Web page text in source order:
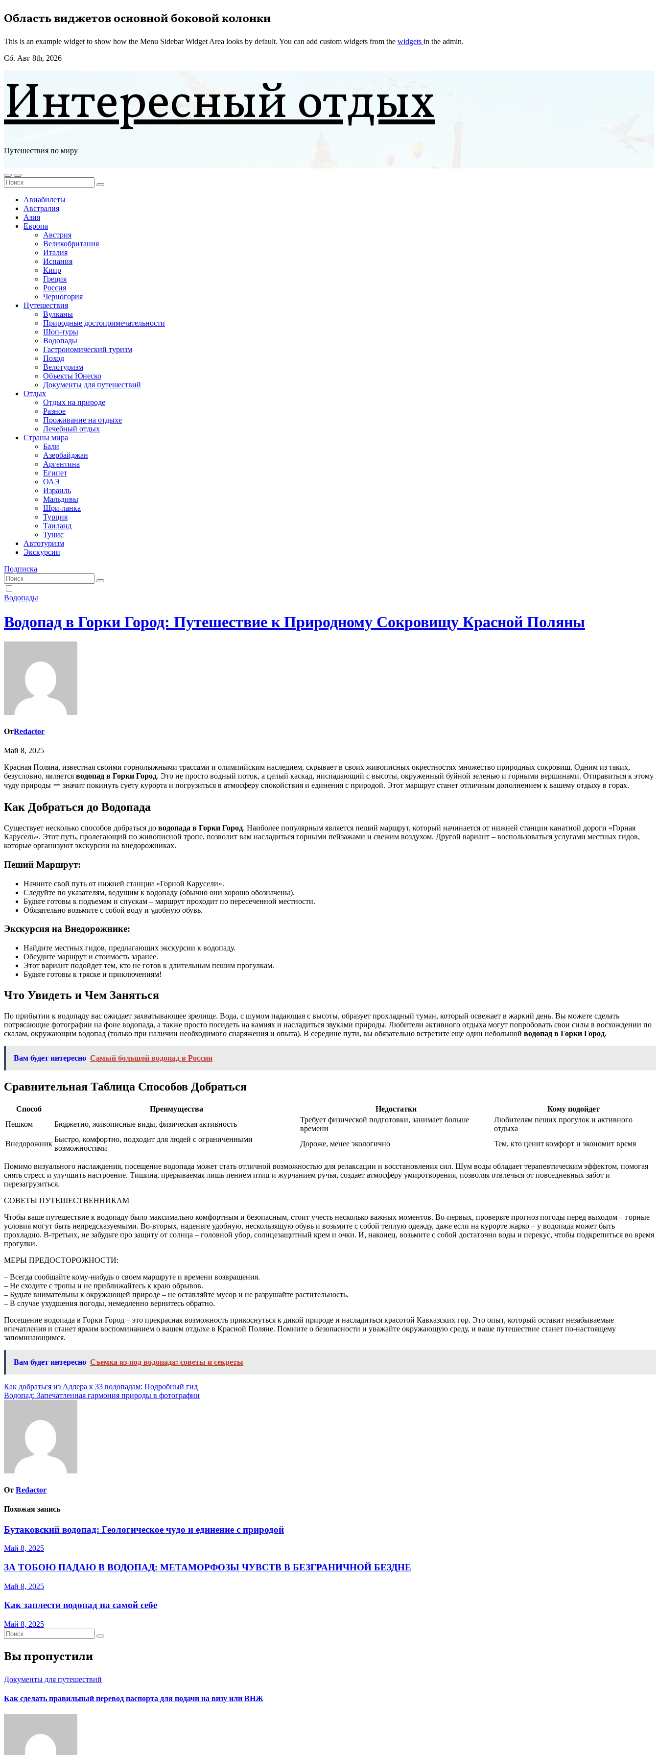
Перейти
к
Область виджетов основной боковой колонки
This is an example widget to show how the Menu Sidebar Widget Area looks by default. You can add custom widgets from the widgets in the admin.
Сб. Авг 8th, 2026
Интересный отдых
Путешествия по миру
Авиабилеты
Австралия
Азия
Европа
Австрия
Великобритания
Италия
Испания
Кипр
Греция
Россия
Черногория
Путешествия
Вулканы
Природные достопримечательности
Шоп-туры
Водопады
Гастрономический туризм
Поход
Велотуризм
Объекты Юнеско
Документы для путешествий
Отдых
Отдых на природе
Разное
Проживание на отдыхе
Лечебный отдых
Страны мира
Бали
Азербайджан
Аргентина
Египет
ОАЭ
Израиль
Мальдивы
Шри-ланка
Турция
Таиланд
Тунис
Автотуризм
Экскурсии
Подписка
Водопады
Водопад в Горки Город: Путешествие к Природному Сокровищу Красной Поляны
ОтRedactor
Май 8, 2025
Красная Поляна, известная своими горнолыжными трассами и олимпийским наследием, скрывает в своих живописных окрестностях множество природных сокровищ. Одним из таких,
безусловно, является водопад в Горки Город. Это не просто водный поток, а целый каскад, ниспадающий с высоты, окруженный буйной зеленью и горными вершинами. Отправиться к этому
чуду природы ー значит покинуть суету курорта и погрузиться в атмосферу спокойствия и единения с природой. Этот маршрут станет отличным дополнением к вашему отдыху в горах.
Как Добраться до Водопада
Существует несколько способов добраться до водопада в Горки Город. Наиболее популярным является пеший маршрут, который начинается от нижней станции канатной дороги «Горная
Карусель». Этот путь, пролегающий по живописной тропе, позволит вам насладиться горными пейзажами и свежим воздухом. Другой вариант – воспользоваться услугами местных гидов,
которые организуют экскурсии на внедорожниках.
Пеший Маршрут:
Начните свой путь от нижней станции «Горной Карусели».
Следуйте по указателям, ведущим к водопаду (обычно они хорошо обозначены).
Будьте готовы к подъемам и спускам – маршрут проходит по пересеченной местности.
Обязательно возьмите с собой воду и удобную обувь.
Экскурсия на Внедорожнике:
Найдите местных гидов, предлагающих экскурсии к водопаду.
Обсудите маршрут и стоимость заранее.
Этот вариант подойдет тем, кто не готов к длительным пешим прогулкам.
Будьте готовы к тряске и приключениям!
Что Увидеть и Чем Заняться
По прибытии к водопаду вас ожидает захватывающее зрелище. Вода, с шумом падающая с высоты, образует прохладный туман, который освежает в жаркий день. Вы можете сделать
потрясающие фотографии на фоне водопада, а также просто посидеть на камнях и насладиться звуками природы. Любители активного отдыха могут попробовать свои силы в восхождении по
скалам, окружающим водопад (только при наличии необходимого снаряжения и опыта). В середине пути, вы обязательно встретите еще один небольшой водопад в Горки Город.
Вам будет интересно Самый большой водопад в России
Сравнительная Таблица Способов Добраться
Способ Преимущества Недостатки
Кому подойдет
Пешком
Бюджетно, живописные виды, физическая активность
Требует физической подготовки, занимает больше
времени
Любителям пеших прогулок и активного
отдыха
Внедорожник
Быстро, комфортно, подходит для людей с ограниченными
возможностями
Дороже, менее экологично Тем, кто ценит комфорт и экономит время
Помимо визуального наслаждения, посещение водопада может стать отличной возможностью для релаксации и восстановления сил. Шум воды обладает терапевтическим эффектом, помогая
снять стресс и улучшить настроение. Тишина, прерываемая лишь пением птиц и журчанием ручья, создает атмосферу умиротворения, позволяя отвлечься от повседневных забот и
перезагрузиться.
СОВЕТЫ ПУТЕШЕСТВЕННИКАМ
Чтобы ваше путешествие к водопаду было максимально комфортным и безопасным, стоит учесть несколько важных моментов. Во-первых, проверьте прогноз погоды перед выходом – горные
условия могут быть непредсказуемыми. Во-вторых, наденьте удобную, нескользящую обувь и возьмите с собой теплую одежду, даже если на курорте жарко – у водопада может быть
прохладно. В-третьих, не забудьте про защиту от солнца – головной убор, солнцезащитный крем и очки. И, наконец, возьмите с собой достаточно воды и перекус, чтобы подкрепиться во время
прогулки.
МЕРЫ ПРЕДОСТОРОЖНОСТИ:
– Всегда сообщайте кому-нибудь о своем маршруте и времени возвращения.
– Не сходите с тропы и не приближайтесь к краю обрывов.
– Будьте внимательны к окружающей природе – не оставляйте мусор и не разрушайте растительность.
– В случае ухудшения погоды, немедленно вернитесь обратно.
Посещение водопада в Горки Город – это прекрасная возможность прикоснуться к дикой природе и насладиться красотой Кавказских гор. Это опыт, который оставит незабываемые
впечатления и станет ярким воспоминанием о вашем отдыхе в Красной Поляне. Помните о безопасности и уважайте окружающую среду, и ваше путешествие станет по-настоящему
запоминающимся.
Вам будет интересно Съемка из-под водопада: советы и секреты
Навигация
по
Как добраться из Адлера к 33 водопадам: Подробный гид
Водопад: Запечатленная гармония природы в фотографии
От Redactor
Похожая запись
Бутаковский водопад: Геологическое чудо и единение с природой
Май 8, 2025
ЗА ТОБОЮ ПАДАЮ В ВОДОПАД: МЕТАМОРФОЗЫ ЧУВСТВ В БЕЗГРАНИЧНОЙ БЕЗДНЕ
Май 8, 2025
Как заплести водопад на самой себе
Май 8, 2025
Вы пропустили
Документы для путешествий
Как сделать правильный перевод паспорта для подачи на визу или ВНЖ